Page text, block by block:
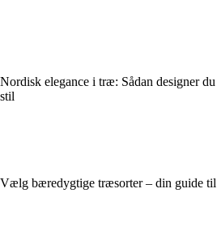
Nordisk elegance i træ: Sådan designer
stil
Vælg bæredygtige træsorter – din guide